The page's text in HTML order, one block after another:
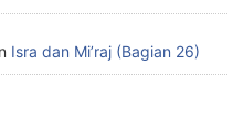
Isra dan Mi’raj (Bagian 26)